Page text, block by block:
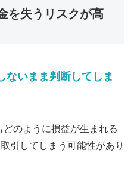
を失うリスクが高
ないまま判断してしま
のように損益が生まれる
引してしまう可能性があり